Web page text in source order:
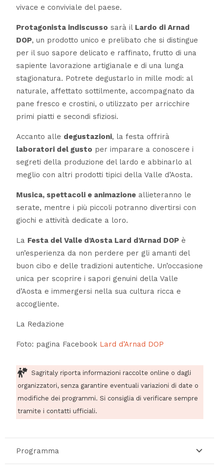
vivace e conviviale del paese.
Protagonista indiscusso sarà il Lardo di Arnad
DOP, un prodotto unico e prelibato che si distingue
per il suo sapore delicato e raffinato, frutto di una
sapiente lavorazione artigianale e di una lunga
stagionatura. Potrete degustarlo in mille modi: al
naturale, affettato sottilmente, accompagnato da
pane fresco e crostini, o utilizzato per arricchire
primi piatti e secondi sfiziosi.
Accanto alle degustazioni, la festa offrirà
laboratori del gusto per imparare a conoscere i
segreti della produzione del lardo e abbinarlo al
meglio con altri prodotti tipici della Valle d’Aosta.
Musica, spettacoli e animazioneallieteranno le
serate, mentre i più piccoli potranno divertirsi con
giochi e attività dedicate a loro.
La Festa del Valle d’Aosta Lard d’Arnad DOPè
un’esperienza da non perdere per gli amanti del
buon cibo e delle tradizioni autentiche. Un’occasione
unica per scoprire i sapori genuini della Valle
d’Aosta e immergersi nella sua cultura ricca e
accogliente.
La Redazione
Foto: pagina Facebook Lard d’Arnad DOP
Sagritaly riporta informazioni raccolte online o dagli
organizzatori, senza garantire eventuali variazioni di date o
modifiche dei programmi. Si consiglia di verificare sempre
tramite i contatti ufficiali.
Programma